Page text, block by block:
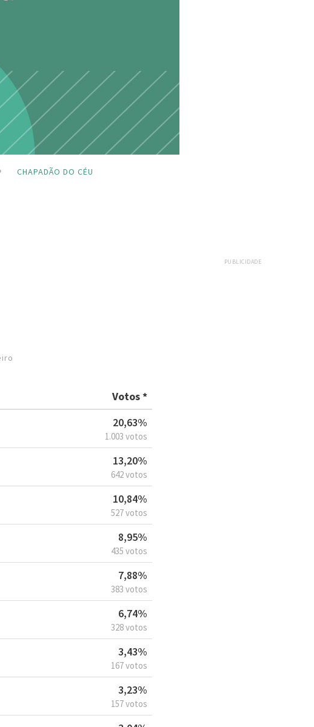
CHAPADÃO DO CÉU
PUBLICIDADE
Votos *
20,63%
1.003 votos
13,20%
642 votos
10,84%
527 votos
8,95%
435 votos
7,88%
383 votos
6,74%
328 votos
3,43%
167 votos
3,23%
157 votos